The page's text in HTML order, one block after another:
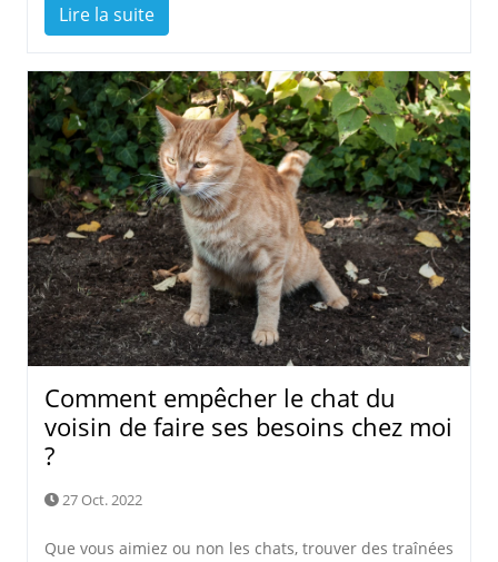
Lire la suite
Comment empêcher le chat du
voisin de faire ses besoins chez moi
?
27 Oct. 2022
Que vous aimiez ou non les chats, trouver des traînées